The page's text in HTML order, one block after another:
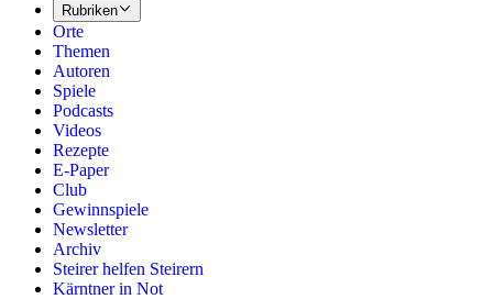
Rubriken
Orte
Themen
Autoren
Spiele
Podcasts
Videos
Rezepte
E-Paper
Club
Gewinnspiele
Newsletter
Archiv
Steirer helfen Steirern
Kärntner in Not